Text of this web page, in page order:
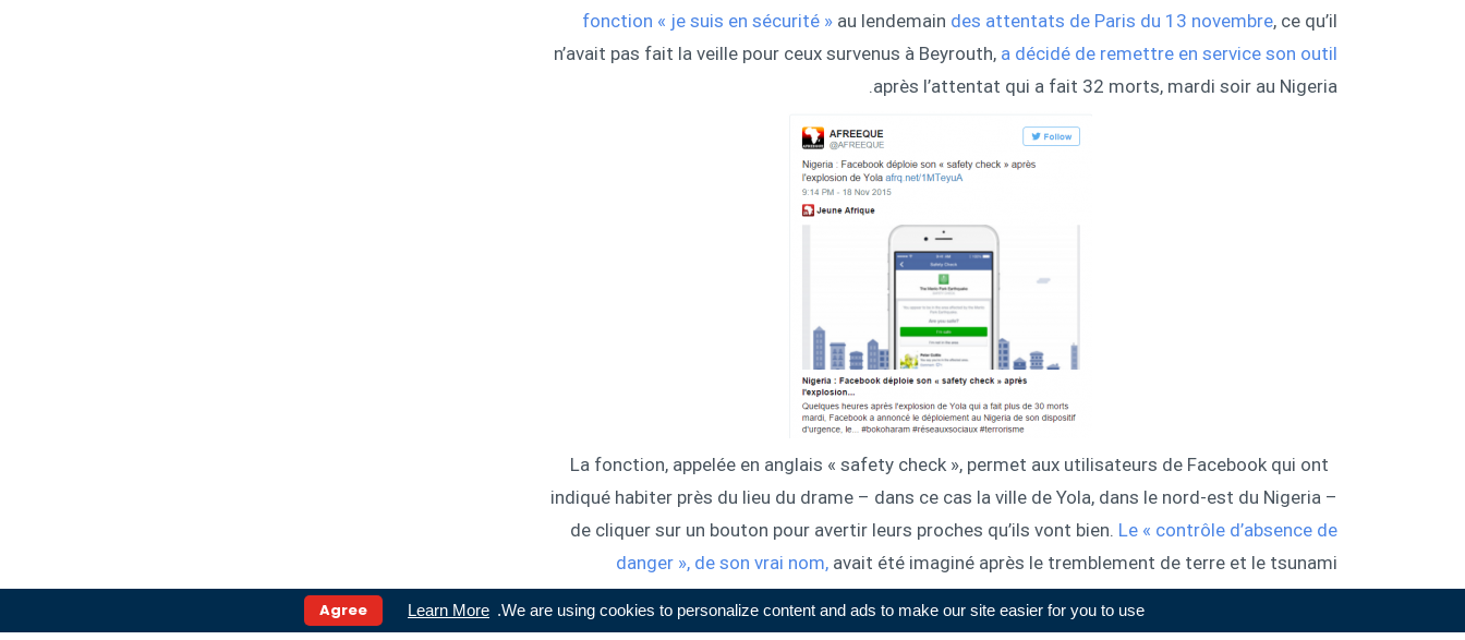
We are using cookies to personalize content and ads to make our site easier for you to use.
Learn More
Agree
fonction « je suis en sécurité » au lendemain des attentats de Paris du 13 novembre, ce qu’il
n’avait pas fait la veille pour ceux survenus à Beyrouth, a décidé de remettre en service son outil
après l’attentat qui a fait 32 morts, mardi soir au Nigeria.
La fonction, appelée en anglais « safety check », permet aux utilisateurs de Facebook qui ont
indiqué habiter près du lieu du drame – dans ce cas la ville de Yola, dans le nord-est du Nigeria –
de cliquer sur un bouton pour avertir leurs proches qu’ils vont bien. Le « contrôle d’absence de
danger », de son vrai nom, avait été imaginé après le tremblement de terre et le tsunami
meurtriers survenus au Japon le 11 mars 2011. Réservé initialement aux catastrophes
naturelles, il avait notamment serviaprès le tremblement de terre survenu au Népal fin avril,